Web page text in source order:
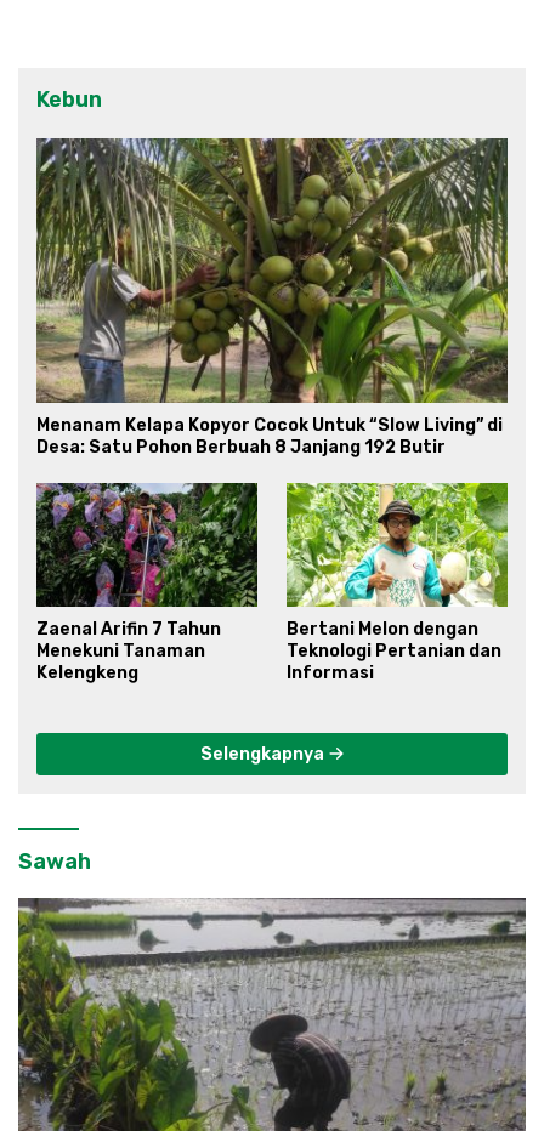
Kebun
Menanam Kelapa Kopyor Cocok Untuk “Slow Living” di
Desa: Satu Pohon Berbuah 8 Janjang 192 Butir
Zaenal Arifin 7 Tahun
Menekuni Tanaman
Kelengkeng
Bertani Melon dengan
Teknologi Pertanian dan
Informasi
Selengkapnya
Sawah